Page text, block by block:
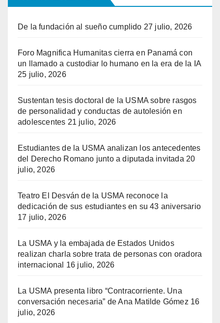
De la fundación al sueño cumplido 27 julio, 2026
Foro Magnifica Humanitas cierra en Panamá con
un llamado a custodiar lo humano en la era de la IA
25 julio, 2026
Sustentan tesis doctoral de la USMA sobre rasgos
de personalidad y conductas de autolesión en
adolescentes 21 julio, 2026
Estudiantes de la USMA analizan los antecedentes
del Derecho Romano junto a diputada invitada 20
julio, 2026
Teatro El Desván de la USMA reconoce la
dedicación de sus estudiantes en su 43 aniversario
17 julio, 2026
La USMA y la embajada de Estados Unidos
realizan charla sobre trata de personas con oradora
internacional 16 julio, 2026
La USMA presenta libro “Contracorriente. Una
conversación necesaria” de Ana Matilde Gómez 16
julio, 2026